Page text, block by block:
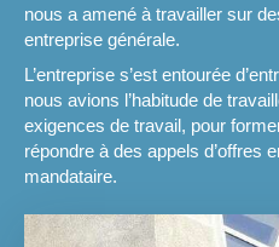
nous a amené à travailler sur
entreprise générale.
L’entreprise s’est entourée
nous avions l’habitude de
exigences de travail, pour
répondre à des appels d’offres
mandataire.